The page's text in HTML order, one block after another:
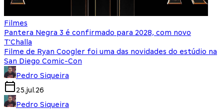
Filmes
Pantera Negra 3 é confirmado para 2028, com novo
T'Challa
Filme de Ryan Coogler foi uma das novidades do estúdio na
San Diego Comic-Con
Pedro Siqueira
25.jul.26
Pedro Siqueira